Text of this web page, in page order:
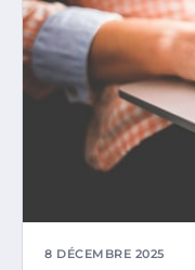
8 DÉCEMBRE 2025